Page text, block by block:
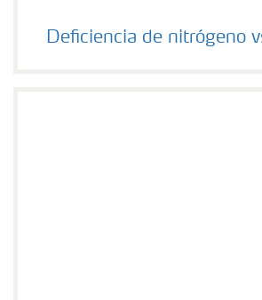
Deficiencia de nitrógeno vs el
Deficiencia de nitrógeno